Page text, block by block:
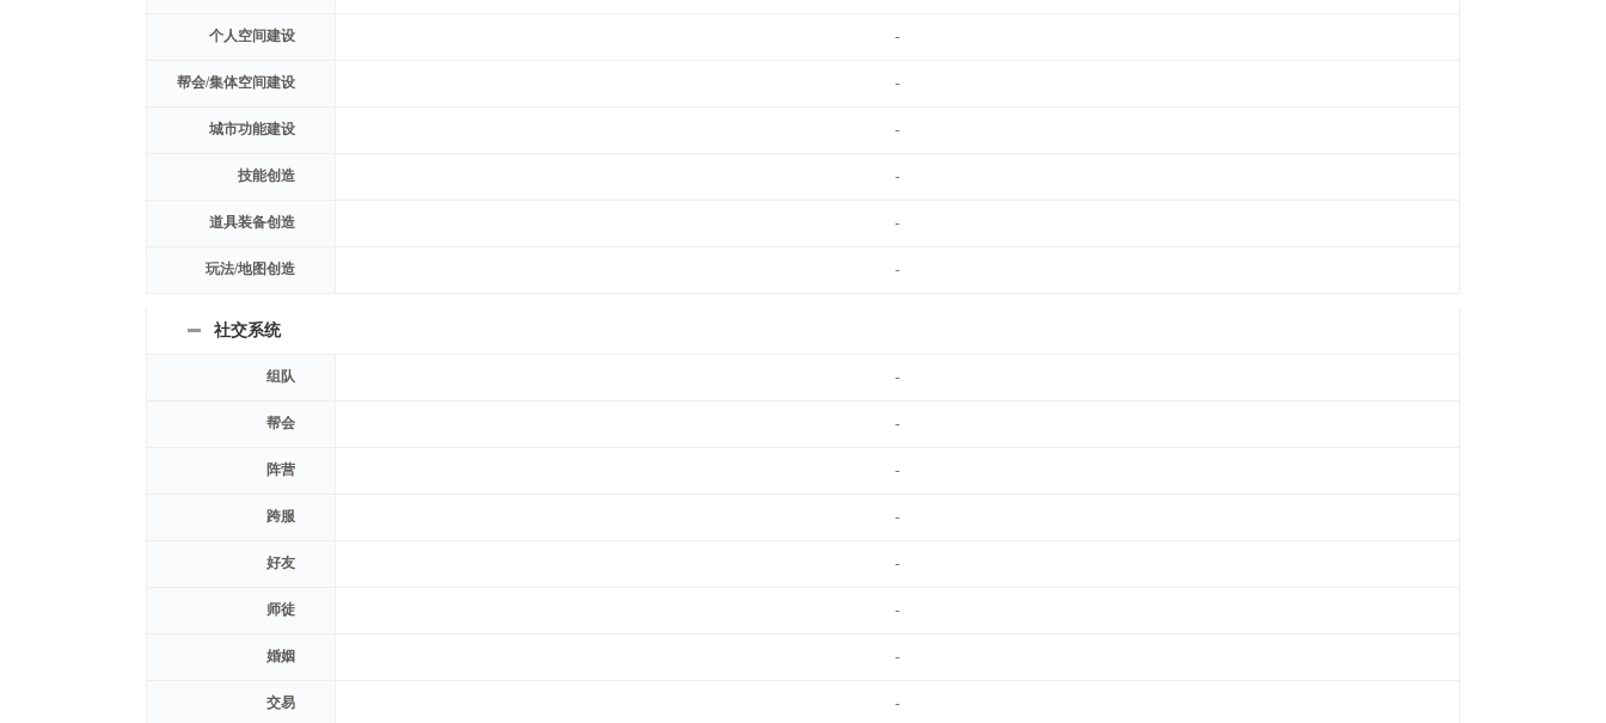
个人空间建设 -
帮会/集体空间建设 -
城市功能建设 -
技能创造 -
道具装备创造 -
玩法/地图创造 -
社交系统
组队 -
帮会 -
阵营 -
跨服 -
好友 -
师徒 -
婚姻 -
交易 -